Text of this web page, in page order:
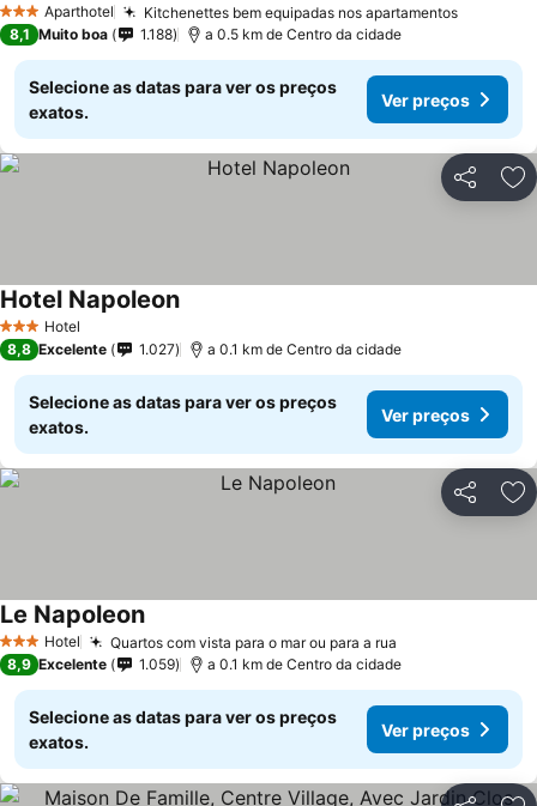
3 EstrelasAparthotel Kitchenettes bem equipadas nos apartamentosVer
Ver preços
8,1 Muito boa 1.188 a 0.5 km de Centro da cidade
Selecione as datas para ver os preços
exatos.
Ver preços
Partilhar
3 EstrelasHotel
Hotel NapoleonVer preços
8,8 Excelente 1.027 a 0.1 km de Centro da cidade
Selecione as datas para ver os preços
exatos.
Ver preços
Partilhar
3 EstrelasHotel Quartos com vista para o mar ou para a rua
Le NapoleonVer preços
8,9 Excelente 1.059 a 0.1 km de Centro da cidade
Selecione as datas para ver os preços
exatos.
Ver preços